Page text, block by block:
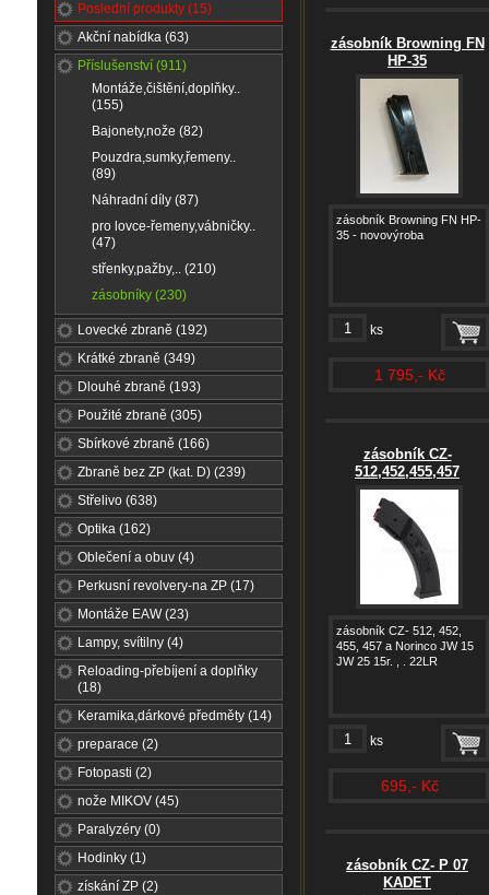
Poslední produkty (15)
Akční nabídka (63)
Příslušenství (911)
Montáže,čištění,doplňky..
(155)
Bajonety,nože (82)
Pouzdra,sumky,řemeny..
(89)
Náhradní díly (87)
pro lovce-řemeny,vábničky..
(47)
střenky,pažby,.. (210)
zásobníky (230)
Lovecké zbraně (192)
Krátké zbraně (349)
Dlouhé zbraně (193)
Použité zbraně (305)
Sbírkové zbraně (166)
Zbraně bez ZP (kat. D) (239)
Střelivo (638)
Optika (162)
Oblečení a obuv (4)
Perkusní revolvery-na ZP (17)
Montáže EAW (23)
Lampy, svítilny (4)
Reloading-přebíjení a doplňky
(18)
Keramika,dárkové předměty (14)
preparace (2)
Fotopasti (2)
nože MIKOV (45)
Paralyzéry (0)
Hodinky (1)
získání ZP (2)
zásobník Browning FN
HP-35
zásobník Browning FN HP-
35 - novovýroba
ks
1 795,- Kč
zásobník CZ-
512,452,455,457
zásobník CZ- 512, 452,
455, 457 a Norinco JW 15
JW 25 15r. , . 22LR
ks
695,- Kč
zásobník CZ- P 07
KADET